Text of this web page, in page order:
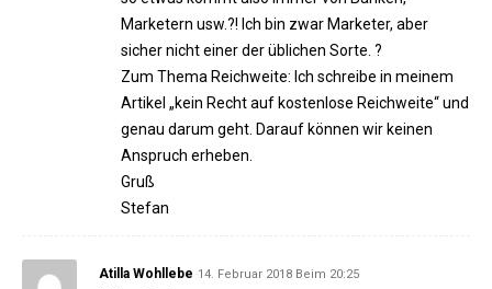
Marketern usw.?! Ich bin zwar Marketer, aber
sicher nicht einer der üblichen Sorte. ?
Zum Thema Reichweite: Ich schreibe in meinem
Artikel „kein Recht auf kostenlose Reichweite“ und
genau darum geht. Darauf können wir keinen
Anspruch erheben.
Gruß
Stefan
Atilla Wohllebe 14. Februar 2018 Beim 20:25